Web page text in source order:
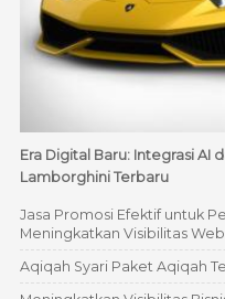
Era Digital Baru: Integrasi AI
Lamborghini Terbaru
Jasa Promosi Efektif untuk
Meningkatkan Visibilitas
Aqiqah Syari Paket Aqiqah